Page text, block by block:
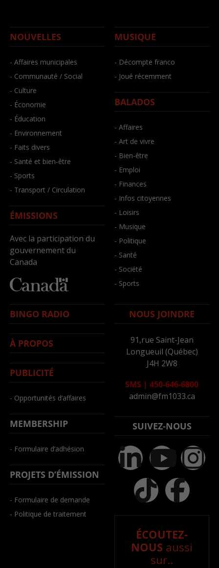
NOUVELLES
- Affaires municipales
- Communauté / Social
- Culture
- Économie
- Éducation
- Environnement
- Faits divers
- Santé et bien-être
- Sports
- Transport / Circulation
ÉMISSIONS
Avec la participation du
gouvernement du
Canada
MUSIQUE
- Décompte franco
- Joué récemment
BALADOS
- Affaires
- Art de vivre
- Bien-être
- Emploi
- Finances
- Infos citoyennes
- Loisirs
- Musique
- Politique
- Santé
- Société
- Sports
BINGO RADIO
À PROPOS
PUBLICITÉ
- Opportunités d’affaires
MEMBERSHIP
- Formulaire d’adhésion
PROJETS D’ÉMISSION
- Formulaire de demande
- Politique de traitement
NOUS JOINDRE
91,rue Saint-Jean
Longueuil (Québec)
J4H 2W8
SMS | 450-646-6800
admin@fm1033.ca
SUIVEZ-NOUS
ÉCOUTEZ-
NOUS aussi
sur..